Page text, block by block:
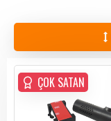
ÇOK SATAN